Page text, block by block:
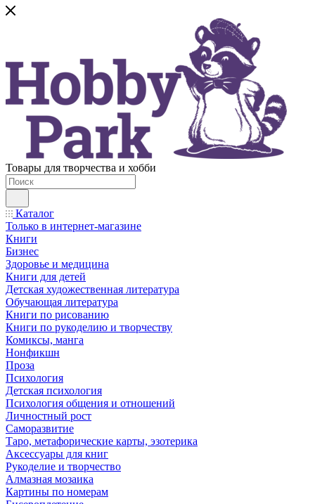
Товары для творчества и хобби
Каталог
Только в интернет-магазине
Книги
Бизнес
Здоровье и медицина
Книги для детей
Детская художественная литература
Обучающая литература
Книги по рисованию
Книги по рукоделию и творчеству
Комиксы, манга
Нонфикшн
Проза
Психология
Детская психология
Психология общения и отношений
Личностный рост
Саморазвитие
Таро, метафорические карты, эзотерика
Аксессуары для книг
Рукоделие и творчество
Алмазная мозаика
Картины по номерам